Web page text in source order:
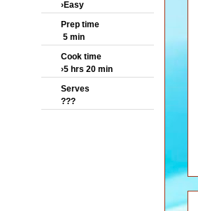
›Easy
Prep time
5 min
Cook time
›5 hrs 20 min
Serves
???